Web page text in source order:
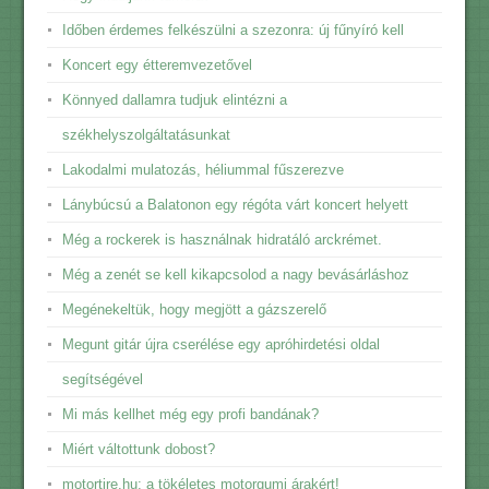
Időben érdemes felkészülni a szezonra: új fűnyíró kell
Koncert egy étteremvezetővel
Könnyed dallamra tudjuk elintézni a
székhelyszolgáltatásunkat
Lakodalmi mulatozás, héliummal fűszerezve
Lánybúcsú a Balatonon egy régóta várt koncert helyett
Még a rockerek is használnak hidratáló arckrémet.
Még a zenét se kell kikapcsolod a nagy bevásárláshoz
Megénekeltük, hogy megjött a gázszerelő
Megunt gitár újra cserélése egy apróhirdetési oldal
segítségével
Mi más kellhet még egy profi bandának?
Miért váltottunk dobost?
motortire.hu: a tökéletes motorgumi árakért!